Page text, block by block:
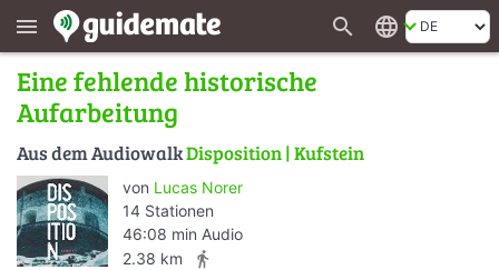
menu search language
Eine fehlende historische
Aufarbeitung
Aus dem AudiowalkDisposition | Kufstein
von Lucas Norer
14 Stationen
46:08 min Audio
2.38 km
directions_walk